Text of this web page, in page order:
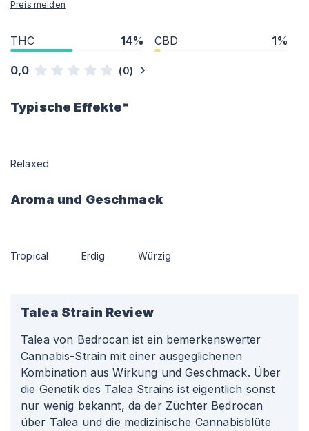
Preis melden
THC 14% CBD 1%
0,0 (0)
Typische Effekte*
Relaxed
Aroma und Geschmack
Tropical Erdig Würzig
Talea Strain Review
Talea von Bedrocan ist ein bemerkenswerter
Cannabis-Strain mit einer ausgeglichenen
Kombination aus Wirkung und Geschmack. Über
die Genetik des Talea Strains ist eigentlich sonst
nur wenig bekannt, da der Züchter Bedrocan
über Talea und die medizinische Cannabisblüte